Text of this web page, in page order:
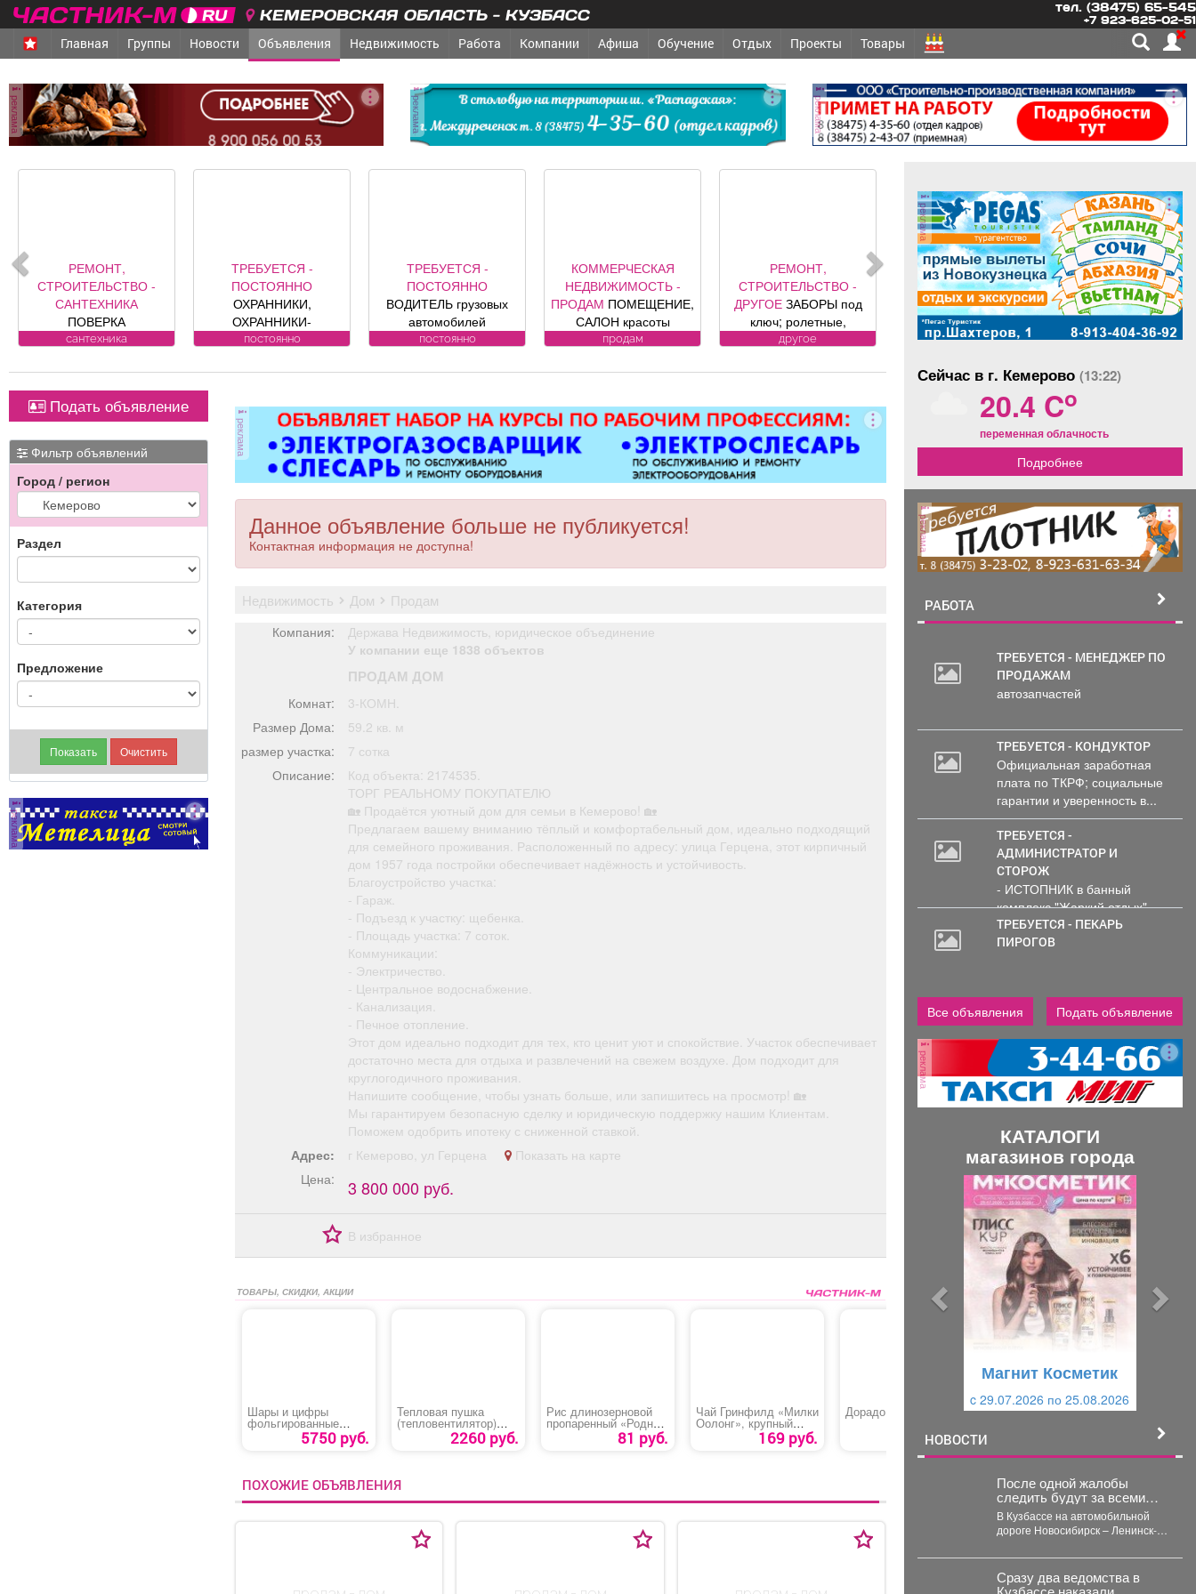
КЕМЕРОВСКАЯ ОБЛАСТЬ - КУЗБАСС тел. (38475) 65-545
+7 923-625-02-51
Главная Группы Новости Объявления Недвижимость Работа Компании Афиша Обучение Отдых Проекты Товары
реклама реклама реклама
РЕМОНТ,
СТРОИТЕЛЬСТВО -
САНТЕХНИКА
ПОВЕРКА
ВОДОСЧЕТЧИКОВ на
замена, регистрация.
ул. Лукиянова, 5.
сантехника
ТРЕБУЕТСЯ -
ПОСТОЯННО
ОХРАННИКИ,
ОХРАННИКИ-
ВОДИТЕЛИ Требования
Условия:
ЛИЦЕНЗИРОВАННЫЕ
ОХРАННИКИ 5 разряда,
з/п от 33000 руб. 6
разряда, з/п от 37000
руб. официальное
трудоустройство
полный соц. пакет ООО
ЧОП «Интерлок-Н»
постоянно
ТРЕБУЕТСЯ -
ПОСТОЯННО
ВОДИТЕЛЬ грузовых
автомобилей
Требования к
Подробности по
постоянно
КОММЕРЧЕСКАЯ
НЕДВИЖИМОСТЬ -
ПРОДАМ ПОМЕЩЕНИЕ,
САЛОН красоты
«Оазис», площадь 88, 8
Юдина, 1, хороший
оборудованием,
имеется парковка, торг
уместен.
продам
РЕМОНТ,
СТРОИТЕЛЬСТВО -
ДРУГОЕЗАБОРЫ под
ключ; ролетные,
секционные ворота (от
представителя
откатные ворота; все
виды сварочных работ;
металлоконструкции;
бетонные работы
любой сложности.
Пенсионерам скидка
другое
Подать объявление
Фильтр объявлений
Город / регион
Раздел
Категория
Предложение
реклама
реклама
Данное объявление больше не публикуется!
Контактная информация не доступна!
недвижимость дом продам
Компания:
Держава Недвижимость, юридическое объединение
У компании еще 1838 объектов
ПРОДАМ ДОМ
Комнат:
3-КОМН.
Размер Дома:
59.2 кв. м
размер участка:
7 сотка
Описание:
Код объекта: 2174535.
ТОРГ РЕАЛЬНОМУ ПОКУПАТЕЛЮ
🏡 Продаётся уютный дом для семьи в Кемерово! 🏡
Предлагаем вашему вниманию тёплый и комфортабельный дом, идеально подходящий
для семейного проживания. Расположенный по адресу: улица Герцена, этот кирпичный
дом 1957 года постройки обеспечивает надёжность и устойчивость.
Благоустройство участка:
- Гараж.
- Подъезд к участку: щебенка.
- Площадь участка: 7 соток.
Коммуникации:
- Электричество.
- Центральное водоснабжение.
- Канализация.
- Печное отопление.
Этот дом идеально подходит для тех, кто ценит уют и спокойствие. Участок обеспечивает
достаточно места для отдыха и развлечений на свежем воздухе. Дом подходит для
круглогодичного проживания.
Напишите сообщение, чтобы узнать больше, или запишитесь на просмотр! 🏡
Мы гарантируем безопасную сделку и юридическую поддержку нашим Клиентам.
Поможем одобрить ипотеку с сниженной ставкой.
Адрес:
г Кемерово, ул Герцена
Показать на карте
Цена:
3 800 000 руб.
В избранное
ТОВАРЫ, СКИДКИ, АКЦИИ
Шары и цифры
фольгированные
«Супер комбо»5750 руб.
Тепловая пушка
(тепловентилятор)
«Denzel DHC 2-100»
2260 руб.
Рис длинозерновой
пропаренный «Родная
целина» 81 руб.
Чай Гринфилд «Милки
Оолонг», крупный
169 руб.
Дорадо
1290 руб.
Терпуг неразделанный
ПОХОЖИЕ ОБЪЯВЛЕНИЯ
реклама
Сейчас в г. Кемерово (13:22)
20.4 Co
переменная облачность
Подробнее
реклама
РАБОТА
ТРЕБУЕТСЯ - МЕНЕДЖЕР ПО
ПРОДАЖАМ
автозапчастей
ТРЕБУЕТСЯ - КОНДУКТОР
Официальная заработная
плата по ТКРФ; социальные
гарантии и уверенность в...
ТРЕБУЕТСЯ -
АДМИНИСТРАТОР И
СТОРОЖ
- ИСТОПНИК в банный
комплекс "Жаркий отдых"
Администрирование и тех....
ТРЕБУЕТСЯ - ПЕКАРЬ
ПИРОГОВ
Все объявления Подать объявление
реклама
КАТАЛОГИ
магазинов города
Магнит Косметик
c 29.07.2026 по 25.08.2026
НОВОСТИ
После одной жалобы
следить будут за всеми
машинами на кемеровской
трассе
В Кузбассе на автомобильной
дороге Новосибирск – Ленинск-
селе Глубокое...
Сразу два ведомства в